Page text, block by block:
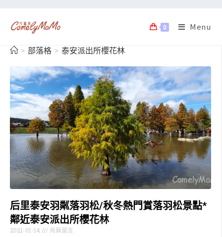
0 Menu
> 部落格 > 泰安派出所櫻花林
后里泰安羽粼落羽松/秋冬熱門賞落羽松景點*
鄰近泰安派出所櫻花林
2021-01-14 尚無留言